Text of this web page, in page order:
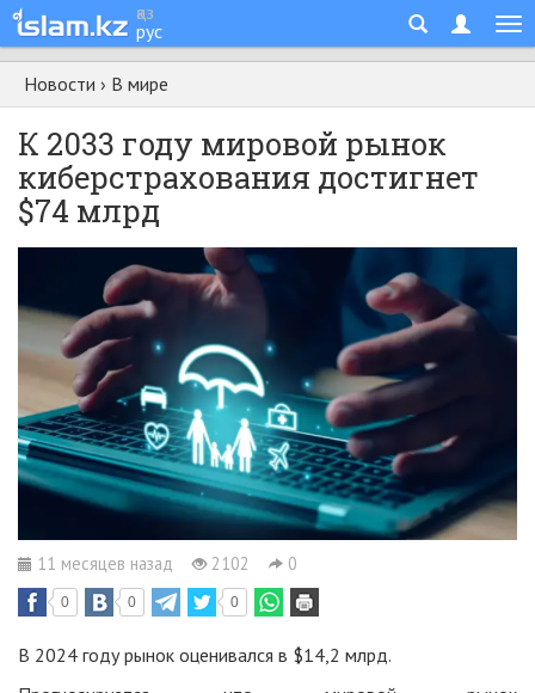
қаз
рус
Новости › В мире
К 2033 году мировой рынок
киберстрахования достигнет
$74 млрд
11 месяцев назад 2102 0
0 0 0
В 2024 году рынок оценивался в $14,2 млрд.